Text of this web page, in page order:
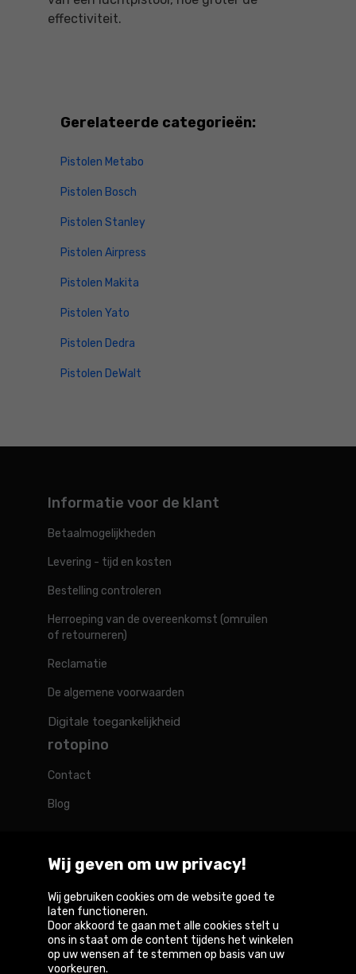
effectiviteit.
Gerelateerde categorieën:
Pistolen Metabo
Pistolen Bosch
Pistolen Stanley
Pistolen Airpress
Pistolen Makita
Pistolen Yato
Pistolen Dedra
Pistolen DeWalt
Informatie voor de klant
Betaalmogelijkheden
Levering - tijd en kosten
Bestelling controleren
Herroeping van de overeenkomst (omruilen
of retourneren)
Reclamatie
De algemene voorwaarden
Digitale toegankelijkheid
rotopino
Contact
Blog
Rotopino in de wereld
Belgique België Deutschland France Österreich
Wij geven om uw privacy!
Wij gebruiken cookies om de website goed te
laten functioneren.
Door akkoord te gaan met alle cookies stelt u
ons in staat om de content tijdens het winkelen
op uw wensen af te stemmen op basis van uw
voorkeuren.